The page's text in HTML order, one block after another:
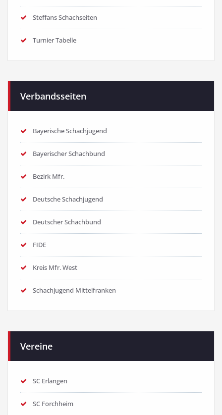
Steffans Schachseiten
Turnier Tabelle
Verbandsseiten
Bayerische Schachjugend
Bayerischer Schachbund
Bezirk Mfr.
Deutsche Schachjugend
Deutscher Schachbund
FIDE
Kreis Mfr. West
Schachjugend Mittelfranken
Vereine
SC Erlangen
SC Forchheim